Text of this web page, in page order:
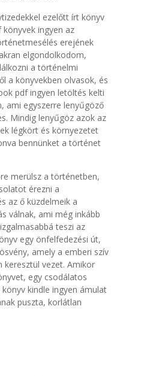
ezelőtt írt könyv
ingyen az
erejének
elgondolkodom,
a történelmi
a könyvekben olvasok, és
pdf ingyen letöltés kelti
ami egyszerre lenyűgöző
Mindig lenyűgöz azok az
légkört és környezetet
bennünket a történet
merülsz a történetben,
érezni a
az ő küzdelmeik a
válnak, ami még inkább
teszi az
egy önfelfedezési út,
amely a emberi szív
keresztül vezet. Amikor
egy csodálatos
kindle ingyen ámulat
puszta, korlátlan